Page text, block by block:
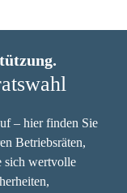
– hier finden Sie
Betriebsräten,
sich wertvolle